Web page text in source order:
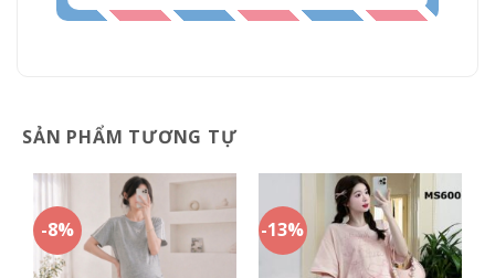
SẢN PHẨM TƯƠNG TỰ
-8% -13%